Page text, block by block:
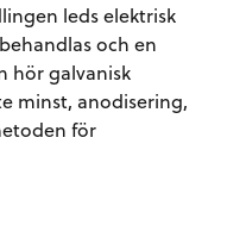
leds elektrisk
och en
hör galvanisk
minst, anodisering,
för